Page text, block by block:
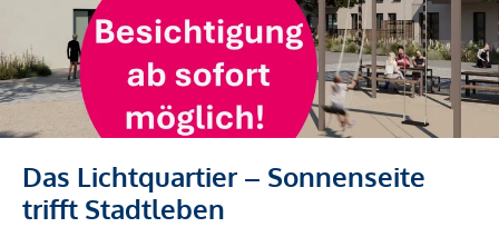
Das Lichtquartier – Sonnenseite
trifft Stadtleben